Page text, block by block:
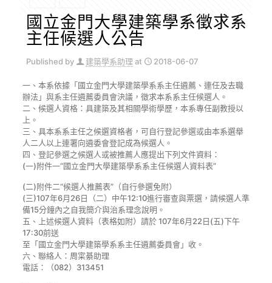
國立金門大學建築學系徵求系
主任候選人公告
Published by 建築學系助理 at 2018-06-07
一、本系依據「國立金門大學建築學系系主任遴薦、連任及去職
辦法」與系主任遴薦委員會決議，徵求本系系主任候選人。
二、候選人資格：具建築及其相關學術學歷，本系專任副教授以
上。
三、具本系系主任之候選資格者，可自行登記參選或由本系選舉
人二人以上連署向遴委會登記成為候選人。
四、登記參選之候選人或被推薦人應提出下列文件資料：
(一)附件一“國立金門大學建築學系系主任候選人資料表”
(二)附件二“候選人推薦表”（自行參選免附）
(三)107年6月26日（二）中午12:10進行審查與票選，請候選人準
備15分鐘內之自我簡介與治系理念說明。
五、上述候選人資料（表格如附）請於 107年6月22日(五)下午
17:30前送
至「國立金門大學建築學系系主任遴薦委員會」收。
六、聯絡人：周寀綦助理
電話：（082）313451